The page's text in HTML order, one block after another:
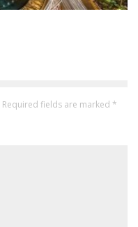
Required fields are marked *